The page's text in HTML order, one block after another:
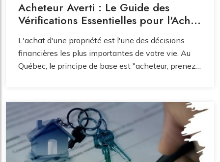
Acheteur Averti : Le Guide des
Vérifications Essentielles pour l'Achat
L'achat d'une propriété est l'une des décisions
financières les plus importantes de votre vie. Au
Québec, le principe de base est "acheteur, prenez
un vice caché ou un problème légal. Pour éviter les
mauvaises surprises et les dépenses imprévues,
une diligence raisonnable rigoureuse est
indispensable. Cet article vous guide à travers les
inspections physiques et légales cruciales à